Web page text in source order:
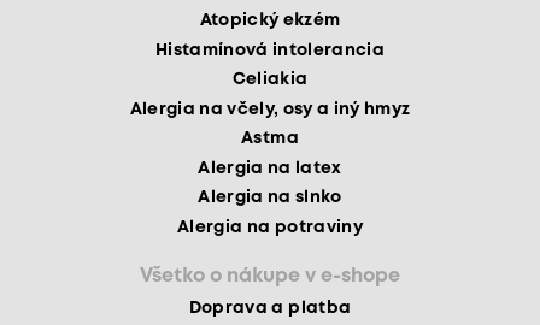
Atopický ekzém
Histamínová intolerancia
Celiakia
Alergia na včely, osy a iný hmyz
Astma
Alergia na latex
Alergia na slnko
Alergia na potraviny
Všetko o nákupe v e-shope
Doprava a platba